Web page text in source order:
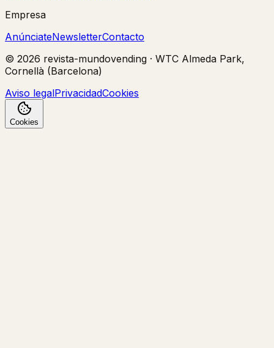
Empresa
AnúnciateNewsletterContacto
© 2026 revista-mundovending · WTC Almeda Park,
Cornellà (Barcelona)
Aviso legalPrivacidadCookies
Cookies